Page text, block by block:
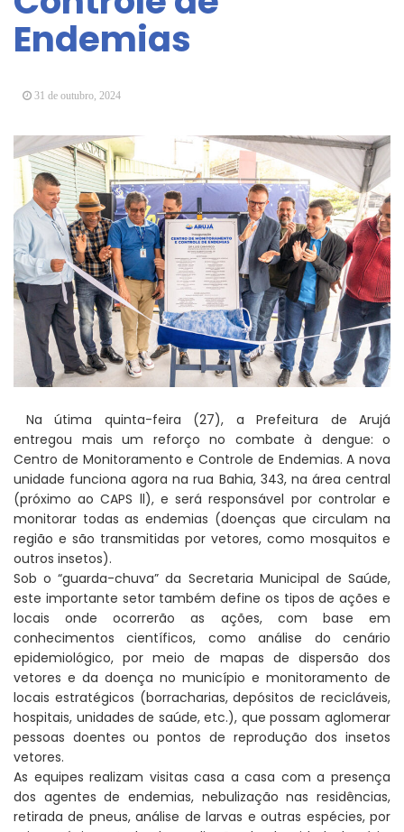
Arujá promove 2º encontro da Jornada de
Conhecimento em Bem-Estar Animal no Parque
dos Ipês
TOP
Endemias
31 de outubro, 2024
Na útima quinta-feira (27), a Prefeitura de Arujá
entregou mais um reforço no combate à dengue: o
Centro de Monitoramento e Controle de Endemias. A nova
unidade funciona agora na rua Bahia, 343, na área central
(próximo ao CAPS ll), e será responsável por controlar e
monitorar todas as endemias (doenças que circulam na
região e são transmitidas por vetores, como mosquitos e
outros insetos).
Sob o “guarda-chuva” da Secretaria Municipal de Saúde,
este importante setor também define os tipos de ações e
locais onde ocorrerão as ações, com base em
conhecimentos científicos, como análise do cenário
epidemiológico, por meio de mapas de dispersão dos
vetores e da doença no município e monitoramento de
locais estratégicos (borracharias, depósitos de recicláveis,
hospitais, unidades de saúde, etc.), que possam aglomerar
pessoas doentes ou pontos de reprodução dos insetos
vetores.
As equipes realizam visitas casa a casa com a presença
dos agentes de endemias, nebulização nas residências,
retirada de pneus, análise de larvas e outras espécies, por